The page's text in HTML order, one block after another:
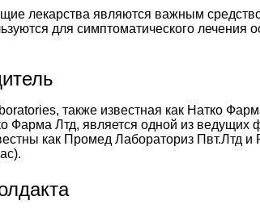
лекарства являются важным
для симптоматического лечения
также известная как Натко
Фарма Лтд, является одной из ведущих
как Промед Лабораториз Пвт.Лтд и